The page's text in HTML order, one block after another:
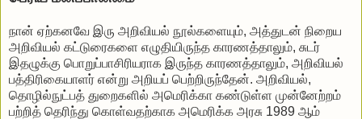
நான் ஏற்கனவே இரு அறிவியல் நூல்களையும், அத்துடன் நிறைய
அறிவியல் கட்டுரைகளை எழுதியிருந்த காரணத்தாலும், சுடர்
இதழுக்கு பொறுப்பாசிரியராக இருந்த காரணத்தாலும், அறிவியல்
பத்திரிகையாளர் என்று அறியப் பெற்றிருந்தேன். அறிவியல்,
தொழில்நுட்பத் துறைகளில் அமெரிக்கா கண்டுள்ள முன்னேற்றம்
பற்றித் தெரிந்து கொள்வதற்காக அமெரிக்க அரசு 1989 ஆம்